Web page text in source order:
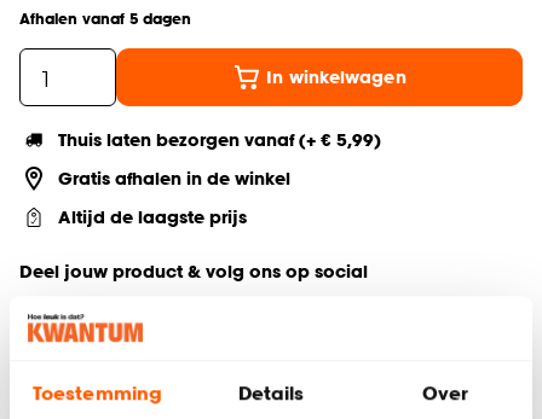
Toestemming Details Over
Afhalen vanaf 5 dagen
In winkelwagen
Thuis laten bezorgen vanaf (+ € 5,99)
Gratis afhalen in de winkel
Altijd de laagste prijs
Deel jouw product & volg ons op social
Productomschrijving